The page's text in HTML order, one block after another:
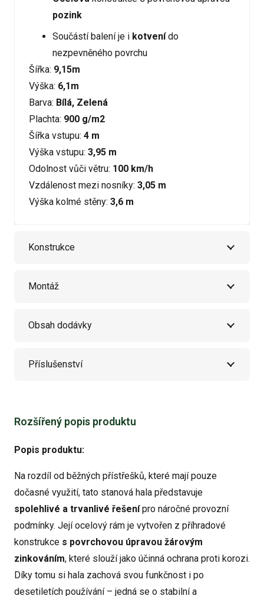
pozink
Součástí balení je i kotvenído
nezpevněného povrchu
Šířka: 9,15m
Výška: 6,1m
Barva: Bílá, Zelená
Plachta: 900 g/m2
Šířka vstupu: 4 m
Výška vstupu: 3,95 m
Odolnost vůči větru: 100 km/h
Vzdálenost mezi nosníky: 3,05 m
Výška kolmé stěny: 3,6 m
Konstrukce
Montáž
Obsah dodávky
Příslušenství
Rozšířený popis produktu
Popis produktu:
Na rozdíl od běžných přístřešků, které mají pouze
dočasné využití, tato stanová hala představuje
spolehlivé a trvanlivé řešenípro náročné provozní
podmínky. Její ocelový rám je vytvořen z příhradové
konstrukce s povrchovou úpravou žárovým
zinkováním, které slouží jako účinná ochrana proti korozi.
Díky tomu si hala zachová svou funkčnost i po
desetiletích používání – jedná se o stabilní a